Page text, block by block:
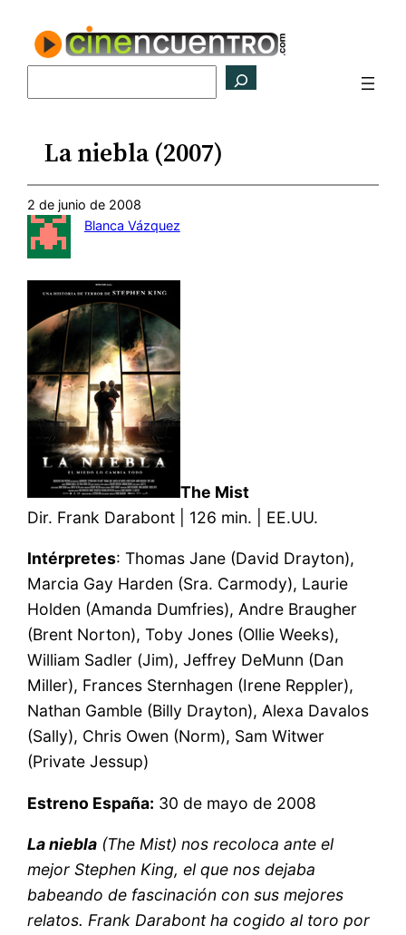
contenido
La niebla (2007)
2 de junio de 2008
Blanca Vázquez
The Mist
Dir. Frank Darabont | 126 min. | EE.UU.
Intérpretes: Thomas Jane (David Drayton),
Marcia Gay Harden (Sra. Carmody), Laurie
Holden (Amanda Dumfries), Andre Braugher
(Brent Norton), Toby Jones (Ollie Weeks),
William Sadler (Jim), Jeffrey DeMunn (Dan
Miller), Frances Sternhagen (Irene Reppler),
Nathan Gamble (Billy Drayton), Alexa Davalos
(Sally), Chris Owen (Norm), Sam Witwer
(Private Jessup)
Estreno España: 30 de mayo de 2008
La niebla (The Mist) nos recoloca ante el
mejor Stephen King, el que nos dejaba
babeando de fascinación con sus mejores
relatos. Frank Darabont ha cogido al toro por